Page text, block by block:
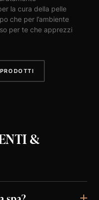
la cura della pelle
che per l’ambiente
per te che apprezzi
&